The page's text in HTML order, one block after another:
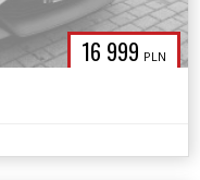
16 999 PLN